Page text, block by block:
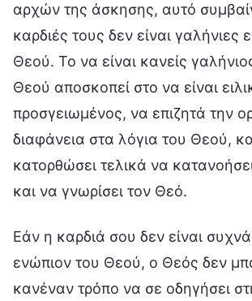
αρχών της άσκησης, αυτό
καρδιές τους δεν είναι γαλήνιες
Θεού. Το να είναι κανείς
Θεού αποσκοπεί στο να είναι
προσγειωμένος, να επιζητά την
διαφάνεια στα λόγια του Θεού,
κατορθώσει τελικά να
και να γνωρίσει τον Θεό.
Εάν η καρδιά σου δεν είναι
ενώπιον του Θεού, ο Θεός δεν
κανέναν τρόπο να σε οδηγήσει